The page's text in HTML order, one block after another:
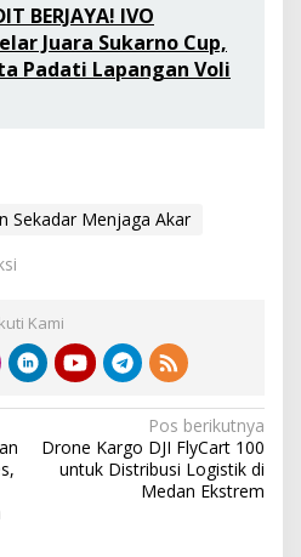
BERJAYA! IVO
Juara Sukarno Cup,
Padati Lapangan Voli
Sekadar Menjaga Akar
Kami
Pos berikutnya
Drone Kargo DJI FlyCart 100
untuk Distribusi Logistik di
Medan Ekstrem